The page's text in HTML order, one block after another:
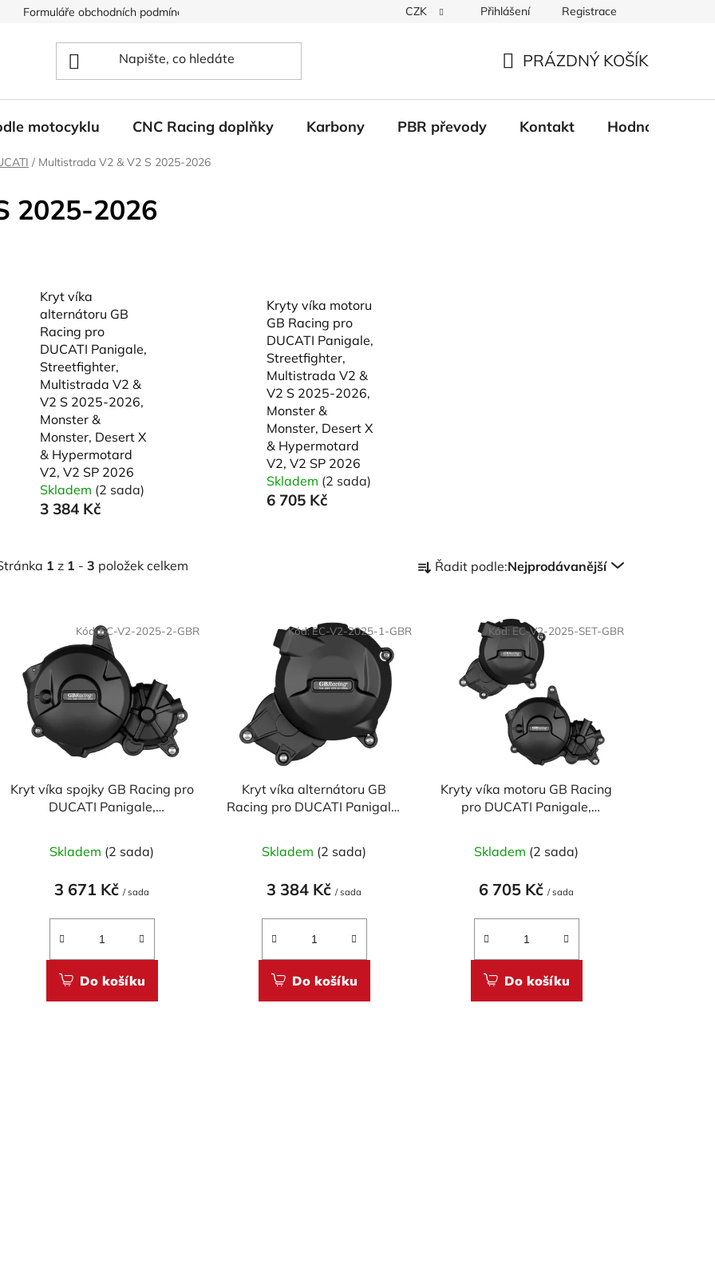
Formuláře obchodních podmínek Věrnostní systém Moje objednávka
CZK Přihlášení Registrace
KOŠÍK
PRÁZDNÝ KOŠÍK
motocyklu CNC Racing doplňky Karbony PBR převody Kontakt Hodnocení
/ Multistrada V2 & V2 S 2025-2026
2025-2026
Kryt víka
alternátoru GB
Racing pro
DUCATI Panigale,
Streetfighter,
Multistrada V2 &
V2 S 2025-2026,
Monster &
Monster, Desert X
& Hypermotard
V2, V2 SP 2026
Skladem (2 sada)
3 384 Kč
Kryty víka motoru
GB Racing pro
DUCATI Panigale,
Streetfighter,
Multistrada V2 &
V2 S 2025-2026,
Monster &
Monster, Desert X
& Hypermotard
V2, V2 SP 2026
Skladem (2 sada)
6 705 Kč
1 z 1 - 3 položek celkem
a Řadit podle:Nejprodávanější
Kryt víka spojky GB Racing pro
DUCATI Panigale,
Monster, Desert X &
Skladem (2 sada)
3 671 Kč/ sada
Do košíku
Kód:EC-V2-2025-2-GBR
Kryt víka alternátoru GB
Racing pro DUCATI Panigale,
Monster, Desert X &
Skladem (2 sada)
3 384 Kč/ sada
Do košíku
Kód:EC-V2-2025-1-GBR
Kryty víka motoru GB Racing
pro DUCATI Panigale,
Monster, Desert X &
Skladem (2 sada)
6 705 Kč/ sada
Do košíku
Kód: EC-V2-2025-SET-GBR